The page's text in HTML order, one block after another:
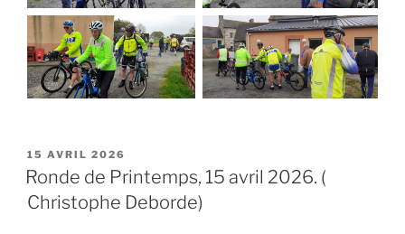
PUBLIÉ
LE
15 AVRIL 2026
Ronde de Printemps, 15 avril 2026. (
Christophe Deborde)